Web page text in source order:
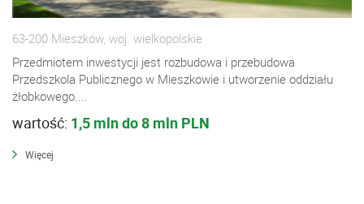
63-200 Mieszków, woj. wielkopolskie
Przedmiotem inwestycji jest rozbudowa i przebudowa
Przedszkola Publicznego w Mieszkowie i utworzenie oddziału
żłobkowego....
wartość: 1,5 mln do 8 mln PLN
Więcej